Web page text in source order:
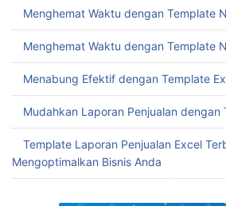
Menghemat Waktu dengan Template
Menghemat Waktu dengan Template
Menabung Efektif dengan Template
Mudahkan Laporan Penjualan dengan
Template Laporan Penjualan Excel
Mengoptimalkan Bisnis Anda